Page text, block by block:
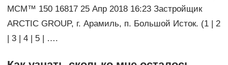
MСM™ 150 16817 25 Апр 2018 16:23 Застройщик
ARCTIC GROUP, г. Арамиль, п. Большой Исток. (1 | 2
| 3 | 4 | 5 | ….